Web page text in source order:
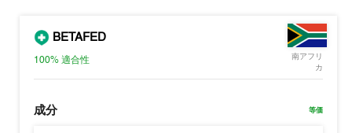
BETAFED
100%適合性
南アフリ
カ
成分 等価